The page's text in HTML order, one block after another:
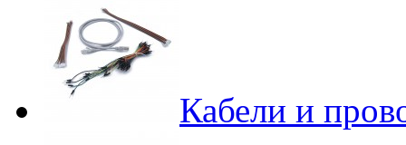
Кабели и